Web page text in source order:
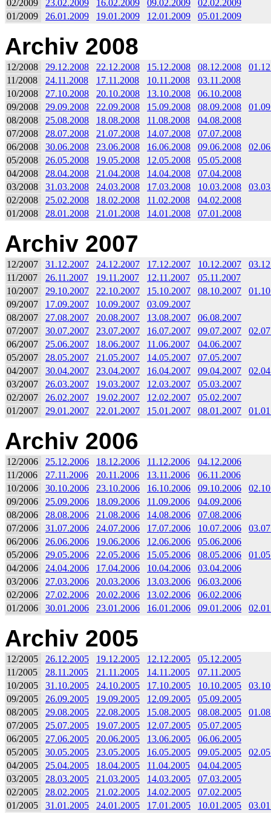
02/2009 23.02.2009 16.02.2009 09.02.2009
02.02.2009
01/2009
26.01.2009 19.01.2009 12.01.2009 05.01.2009
Archiv 2008
12/2008 29.12.2008 22.12.2008 15.12.2008 08.12.2008
11/2008
24.11.2008 17.11.2008 10.11.2008
03.11.2008
10/2008
27.10.2008 20.10.2008 13.10.2008
06.10.2008
09/2008
29.09.2008 22.09.2008 15.09.2008 08.09.2008
08/2008
25.08.2008 18.08.2008 11.08.2008
04.08.2008
07/2008
28.07.2008 21.07.2008 14.07.2008
07.07.2008
06/2008
30.06.2008 23.06.2008 16.06.2008 09.06.2008
05/2008
26.05.2008 19.05.2008 12.05.2008
05.05.2008
04/2008
28.04.2008 21.04.2008 14.04.2008
07.04.2008
03/2008
31.03.2008 24.03.2008 17.03.2008 10.03.2008
02/2008
25.02.2008 18.02.2008 11.02.2008
04.02.2008
01/2008
28.01.2008 21.01.2008 14.01.2008 07.01.2008
Archiv 2007
12/2007 31.12.2007 24.12.2007 17.12.2007 10.12.2007
11/2007
26.11.2007 19.11.2007 12.11.2007
05.11.2007
10/2007
29.10.2007 22.10.2007 15.10.2007 08.10.2007
09/2007
17.09.2007 10.09.2007
03.09.2007
08/2007
27.08.2007 20.08.2007 13.08.2007
06.08.2007
07/2007
30.07.2007 23.07.2007 16.07.2007 09.07.2007
06/2007
25.06.2007 18.06.2007 11.06.2007
04.06.2007
05/2007
28.05.2007 21.05.2007 14.05.2007
07.05.2007
04/2007
30.04.2007 23.04.2007 16.04.2007 09.04.2007
03/2007
26.03.2007 19.03.2007 12.03.2007
05.03.2007
02/2007
26.02.2007 19.02.2007 12.02.2007
05.02.2007
01/2007
29.01.2007 22.01.2007 15.01.2007 08.01.2007
Archiv 2006
12/2006 25.12.2006 18.12.2006 11.12.2006
04.12.2006
11/2006
27.11.2006 20.11.2006 13.11.2006
06.11.2006
10/2006
30.10.2006 23.10.2006 16.10.2006 09.10.2006
09/2006
25.09.2006 18.09.2006 11.09.2006
04.09.2006
08/2006
28.08.2006 21.08.2006 14.08.2006
07.08.2006
07/2006
31.07.2006 24.07.2006 17.07.2006 10.07.2006
06/2006
26.06.2006 19.06.2006 12.06.2006
05.06.2006
05/2006
29.05.2006 22.05.2006 15.05.2006 08.05.2006
04/2006
24.04.2006 17.04.2006 10.04.2006
03.04.2006
03/2006
27.03.2006 20.03.2006 13.03.2006
06.03.2006
02/2006
27.02.2006 20.02.2006 13.02.2006
06.02.2006
01/2006
30.01.2006 23.01.2006 16.01.2006 09.01.2006
Archiv 2005
12/2005 26.12.2005 19.12.2005 12.12.2005
05.12.2005
11/2005
28.11.2005 21.11.2005 14.11.2005
07.11.2005
10/2005
31.10.2005 24.10.2005 17.10.2005 10.10.2005
09/2005
26.09.2005 19.09.2005 12.09.2005
05.09.2005
08/2005
29.08.2005 22.08.2005 15.08.2005 08.08.2005
07/2005
25.07.2005 19.07.2005 12.07.2005
05.07.2005
06/2005
27.06.2005 20.06.2005 13.06.2005
06.06.2005
05/2005
30.05.2005 23.05.2005 16.05.2005 09.05.2005
04/2005
25.04.2005 18.04.2005 11.04.2005
04.04.2005
03/2005
28.03.2005 21.03.2005 14.03.2005
07.03.2005
02/2005
28.02.2005 21.02.2005 14.02.2005
07.02.2005
01/2005
31.01.2005 24.01.2005 17.01.2005 10.01.2005